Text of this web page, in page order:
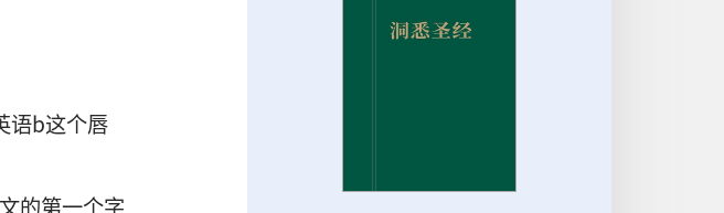
语b这个唇
的第一个字